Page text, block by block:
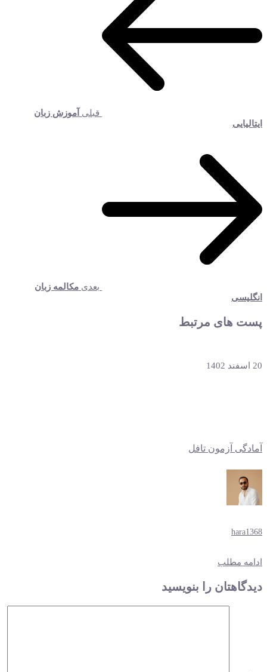
قبلی آموزش زبان
ایتالیایی
بعدی مکالمه زبان
انگلیسی
پست های مرتبط
20 اسفند 1402
آمادگی آزمون تافل
hara1368
ادامه مطلب
دیدگاهتان را بنویسید